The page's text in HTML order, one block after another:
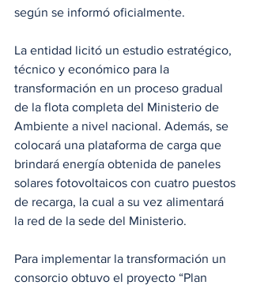
según se informó oficialmente.
La entidad licitó un estudio estratégico,
técnico y económico para la
transformación en un proceso gradual
de la flota completa del Ministerio de
Ambiente a nivel nacional. Además, se
colocará una plataforma de carga que
brindará energía obtenida de paneles
solares fotovoltaicos con cuatro puestos
de recarga, la cual a su vez alimentará
la red de la sede del Ministerio.
Para implementar la transformación un
consorcio obtuvo el proyecto “Plan